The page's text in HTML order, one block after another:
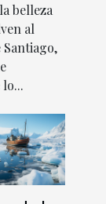
belleza
al
Santiago,